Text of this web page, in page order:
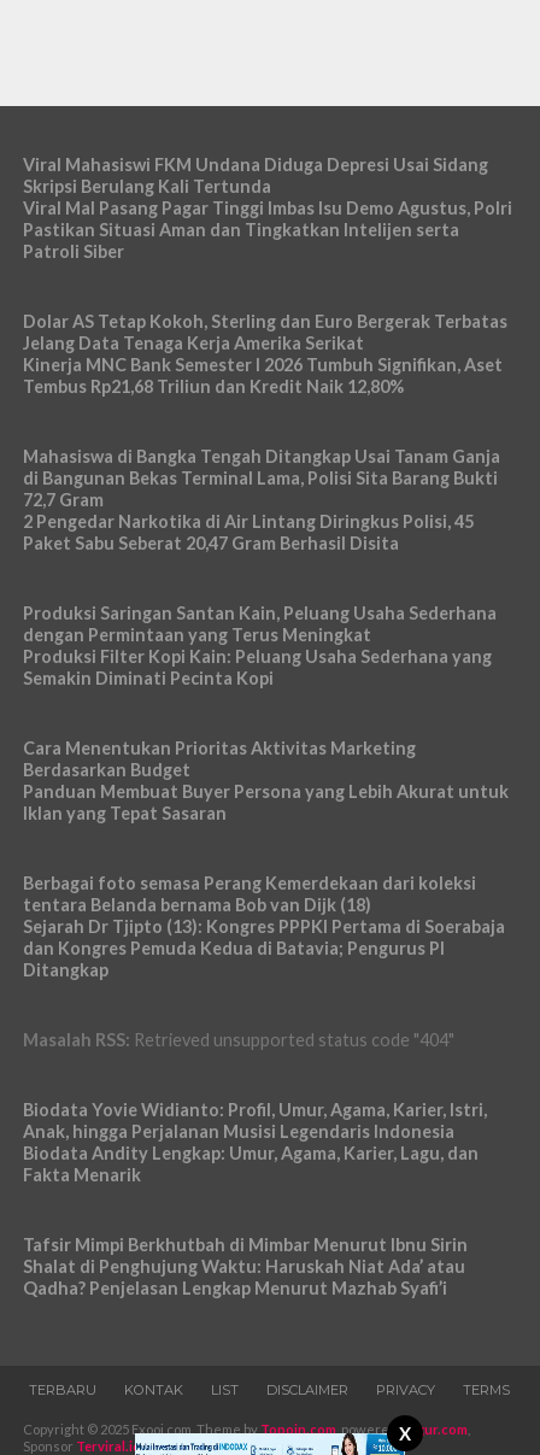
X
Viral Mahasiswi FKM Undana Diduga Depresi Usai Sidang
Skripsi Berulang Kali Tertunda
Viral Mal Pasang Pagar Tinggi Imbas Isu Demo Agustus, Polri
Pastikan Situasi Aman dan Tingkatkan Intelijen serta
Patroli Siber
Dolar AS Tetap Kokoh, Sterling dan Euro Bergerak Terbatas
Jelang Data Tenaga Kerja Amerika Serikat
Kinerja MNC Bank Semester I 2026 Tumbuh Signifikan, Aset
Tembus Rp21,68 Triliun dan Kredit Naik 12,80%
Mahasiswa di Bangka Tengah Ditangkap Usai Tanam Ganja
di Bangunan Bekas Terminal Lama, Polisi Sita Barang Bukti
72,7 Gram
2 Pengedar Narkotika di Air Lintang Diringkus Polisi, 45
Paket Sabu Seberat 20,47 Gram Berhasil Disita
Produksi Saringan Santan Kain, Peluang Usaha Sederhana
dengan Permintaan yang Terus Meningkat
Produksi Filter Kopi Kain: Peluang Usaha Sederhana yang
Semakin Diminati Pecinta Kopi
Cara Menentukan Prioritas Aktivitas Marketing
Berdasarkan Budget
Panduan Membuat Buyer Persona yang Lebih Akurat untuk
Iklan yang Tepat Sasaran
Berbagai foto semasa Perang Kemerdekaan dari koleksi
tentara Belanda bernama Bob van Dijk (18)
Sejarah Dr Tjipto (13): Kongres PPPKI Pertama di Soerabaja
dan Kongres Pemuda Kedua di Batavia; Pengurus PI
Ditangkap
Masalah RSS: Retrieved unsupported status code "404"
Biodata Yovie Widianto: Profil, Umur, Agama, Karier, Istri,
Anak, hingga Perjalanan Musisi Legendaris Indonesia
Biodata Andity Lengkap: Umur, Agama, Karier, Lagu, dan
Fakta Menarik
Tafsir Mimpi Berkhutbah di Mimbar Menurut Ibnu Sirin
Shalat di Penghujung Waktu: Haruskah Niat Ada’ atau
Qadha? Penjelasan Lengkap Menurut Mazhab Syafi’i
TERBARU KONTAK LIST DISCLAIMER PRIVACY TERMS
Copyright © 2025 Exooi.com. Theme by Topoin.com , poweredPugur.com
Sponsor Terviral.id-Iklans.com.